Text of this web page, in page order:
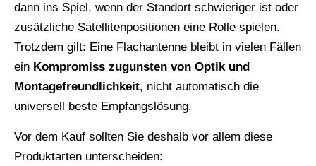
dann ins Spiel, wenn der Standort schwieriger ist oder
zusätzliche Satellitenpositionen eine Rolle spielen.
Trotzdem gilt: Eine Flachantenne bleibt in vielen Fällen
ein Kompromiss zugunsten von Optik und
Montagefreundlichkeit, nicht automatisch die
universell beste Empfangslösung.
Vor dem Kauf sollten Sie deshalb vor allem diese
Produktarten unterscheiden: